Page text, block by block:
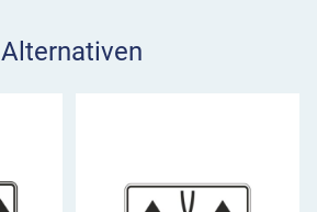
Alternativen